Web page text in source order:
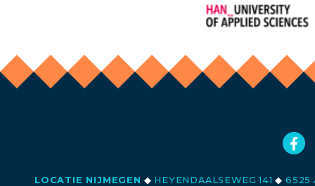
LOCATIE NIJMEGEN ◆ HEYENDAALSEWEG 141◆ 6525